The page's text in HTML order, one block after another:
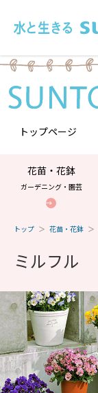
トップページ
花苗・花鉢
ガーデニング・園芸
トップ 花苗・花鉢
ミルフル